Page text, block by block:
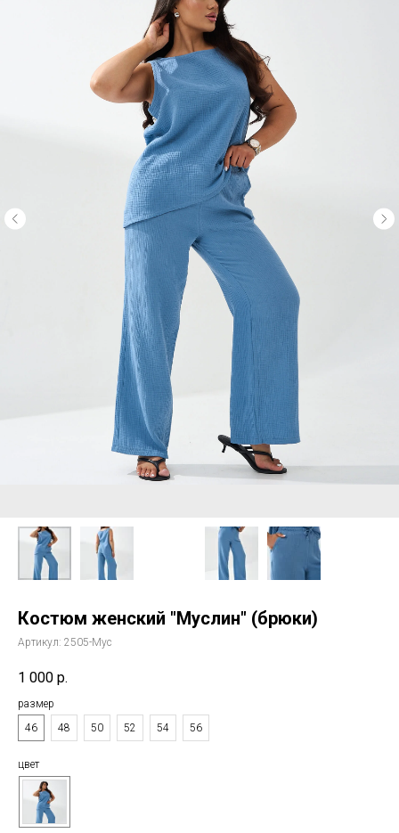
Костюм женский "Муслин" (брюки)
Артикул: 2505-Мус
1 000 р.
размер
46
48 50 52 54 56
цвет